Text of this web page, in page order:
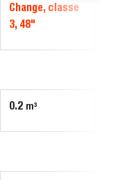
Change, classe
3, 48"
0.2 m³